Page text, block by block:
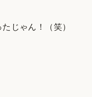
じゃん！（笑）